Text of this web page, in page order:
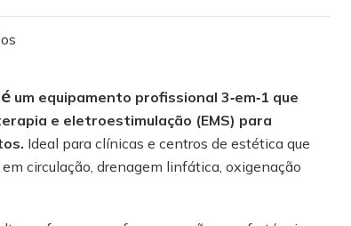
um equipamento profissional 3‑em‑1 que
e eletroestimulação (EMS) para
Ideal para clínicas e centros de estética que
circulação, drenagem linfática, oxigenação